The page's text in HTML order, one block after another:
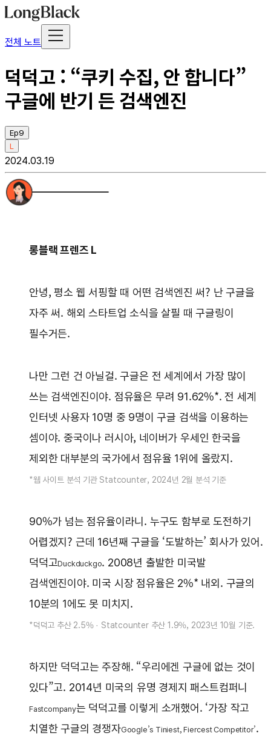
전체 노트
덕덕고 : “쿠키 수집, 안 합니다”
구글에 반기 든 검색엔진
Ep9
L
2024.03.19
롱블랙 프렌즈 L
안녕, 평소 웹 서핑할 때 어떤 검색엔진 써? 난 구글을
자주 써. 해외 스타트업 소식을 살필 때 구글링이
필수거든.
나만 그런 건 아닐걸. 구글은 전 세계에서 가장 많이
쓰는 검색엔진이야. 점유율은 무려 91.62%*. 전 세계
인터넷 사용자 10명 중 9명이 구글 검색을 이용하는
셈이야. 중국이나 러시아, 네이버가 우세인 한국을
제외한 대부분의 국가에서 점유율 1위에 올랐지.
*웹 사이트 분석 기관 Statcounter, 2024년 2월 분석 기준
90%가 넘는 점유율이라니. 누구도 함부로 도전하기
어렵겠지? 근데 16년째 구글을 ‘도발하는’ 회사가 있어.
덕덕고Duckduckgo. 2008년 출발한 미국발
검색엔진이야. 미국 시장 점유율은 2%* 내외. 구글의
10분의 1에도 못 미치지.
*덕덕고 추산 2.5% · Statcounter 추산 1.9%, 2023년 10월 기준.
하지만 덕덕고는 주장해. “우리에겐 구글에 없는 것이
있다”고. 2014년 미국의 유명 경제지 패스트컴퍼니
Fastcompany는 덕덕고를 이렇게 소개했어. ‘가장 작고
치열한 구글의 경쟁자Google’s Tiniest, Fiercest Competitor’.